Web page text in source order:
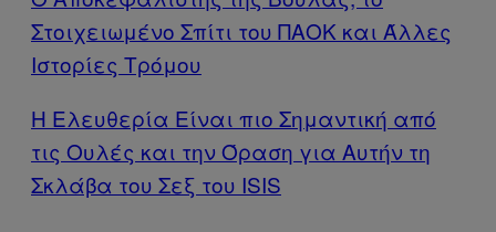
Στοιχειωμένο Σπίτι του ΠΑΟΚ και Άλλες
Ιστορίες Τρόμου
Η Ελευθερία Είναι πιο Σημαντική από
τις Ουλές και την Όραση για Αυτήν τη
Σκλάβα του Σεξ του ISIS